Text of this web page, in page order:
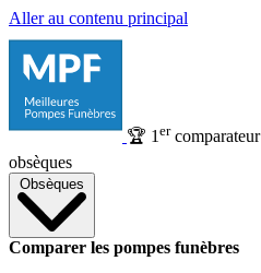
Aller au contenu principal
🏆 1 ercomparateur
obsèques
Obsèques
Comparer les pompes funèbres